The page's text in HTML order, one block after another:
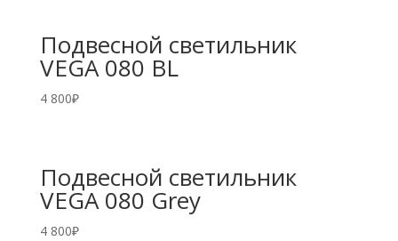
Подвесной светильник
VEGA 080 BL
4 800₽
Подвесной светильник
VEGA 080 Grey
4 800₽